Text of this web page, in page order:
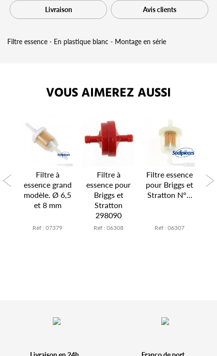
Livraison Avis clients
Filtre essence - En plastique blanc - Montage en série
VOUS AIMEREZ AUSSI
Filtre à
essence grand
modèle. Ø 6,5
et 8 mm
Réf : 07379
Filtre à
essence pour
Briggs et
Stratton
298090
Réf : 06308
Filtre essence
pour Briggs et
Stratton N°...
Réf : 06307